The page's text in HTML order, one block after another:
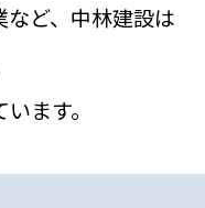
ど、中林建設は
ます。